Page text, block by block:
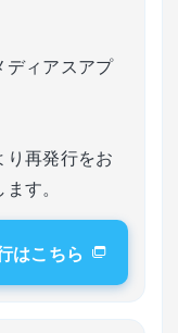
ディアスアプ
再発行をお
す。
はこちら